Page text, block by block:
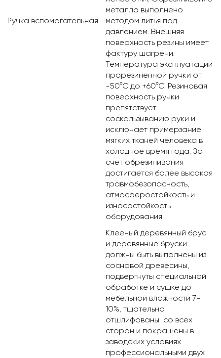
Ручка вспомогательная
металла выполнено
методом литья под
давлением. Внешняя
поверхность резины имеет
фактуру шагрени.
Температура эксплуатации
прорезиненной ручки от
-50°С до +60°С. Резиновая
поверхность ручки
препятствует
соскальзыванию руки и
исключает примерзание
мягких тканей человека в
холодное время года. За
счет обрезинивания
достигается более высокая
травмобезопасность,
атмосферостойкость и
износостойкость
оборудования.
Клееный деревянный брус
и деревянные бруски
должны быть выполнены из
сосновой древесины,
подвергнуты специальной
обработке и сушке до
мебельной влажности 7-
10%, тщательно
отшлифованы со всех
сторон и покрашены в
заводских условиях
профессиональными двух